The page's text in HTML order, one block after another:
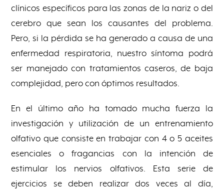
clínicos específicos para las zonas de la nariz o del
cerebro que sean los causantes del problema.
Pero, si la pérdida se ha generado a causa de una
enfermedad respiratoria, nuestro síntoma podrá
ser manejado con tratamientos caseros, de baja
complejidad, pero con óptimos resultados.
En el último año ha tomado mucha fuerza la
investigación y utilización de un entrenamiento
olfativo que consiste en trabajar con 4 o 5 aceites
esenciales o fragancias con la intención de
estimular los nervios olfativos. Esta serie de
ejercicios se deben realizar dos veces al día,